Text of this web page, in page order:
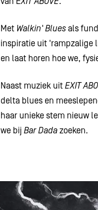
Met Walkin' Bluesals
inspiratie uit 'rampzalige
en laat horen hoe we,
Naast muziek uitEXIT
delta blues en
haar unieke stem nieuw
we bij Bar Dadazoeken.